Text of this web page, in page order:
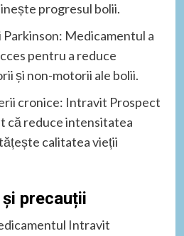
progresul bolii.
Medicamentul a
pentru a reduce
și non-motorii ale bolii.
cronice: Intravit Prospect
că reduce intensitatea
calitatea vieții
precauții
Intravit